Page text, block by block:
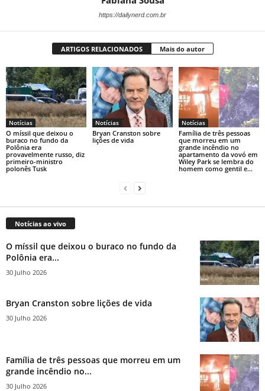
https://dailynerd.com.br
ARTIGOS RELACIONADOS Mais do autor
Notícias
O míssil que deixou o
buraco no fundo da
Polônia era
provavelmente russo, diz
primeiro-ministro
polonês Tusk
Notícias
Bryan Cranston sobre
lições de vida
Notícias
Família de três pessoas
que morreu em um
grande incêndio no
apartamento da vovó em
Wiley Park se lembra do
homem como gentil e...
Notícias ao vivo
O míssil que deixou o buraco no fundo da
Polônia era...
30 Julho 2026
Bryan Cranston sobre lições de vida
30 Julho 2026
Família de três pessoas que morreu em um
grande incêndio no...
30 Julho 2026